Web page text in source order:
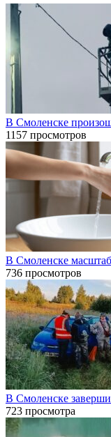
В Смоленске
1157 просмотров
В Смоленске
736 просмотров
В Смоленске
723 просмотра